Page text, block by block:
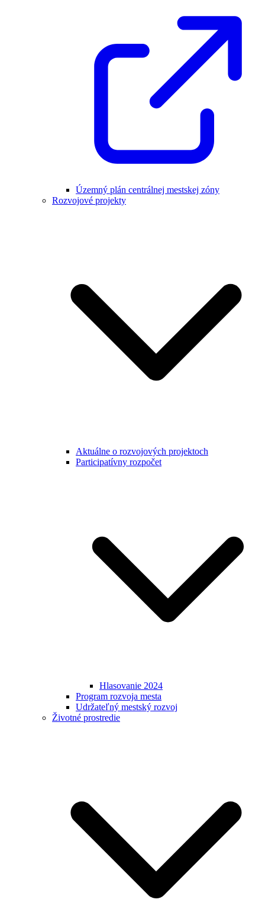
Územný plán centrálnej mestskej zóny
Rozvojové projekty
Aktuálne o rozvojových projektoch
Participatívny rozpočet
Hlasovanie 2024
Program rozvoja mesta
Udržateľný mestský rozvoj
Životné prostredie